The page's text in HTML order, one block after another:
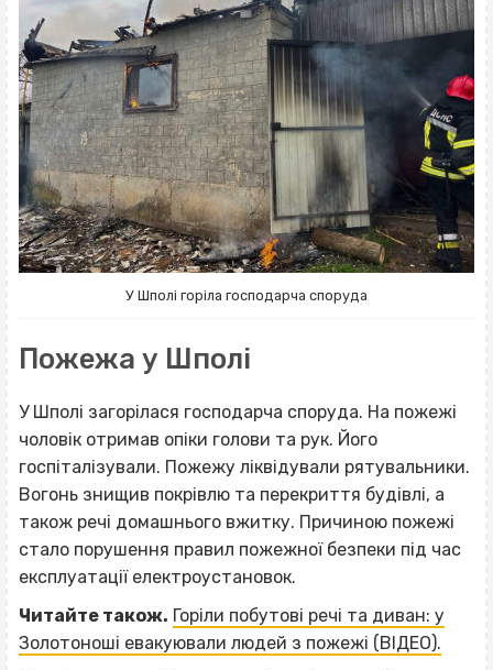
У Шполі горіла господарча споруда
Пожежа у Шполі
У Шполі загорілася господарча споруда. На пожежі
чоловік отримав опіки голови та рук. Його
госпіталізували. Пожежу ліквідували рятувальники.
Вогонь знищив покрівлю та перекриття будівлі, а
також речі домашнього вжитку. Причиною пожежі
стало порушення правил пожежної безпеки під час
експлуатації електроустановок.
Читайте також. Горіли побутові речі та диван: у
Золотоноші евакуювали людей з пожежі (ВІДЕО).